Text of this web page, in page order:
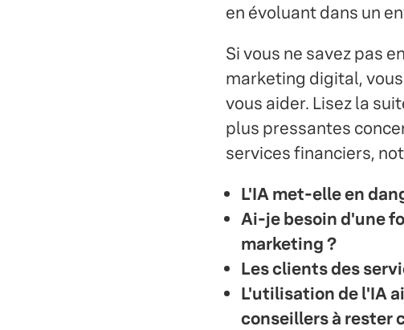
en évoluant dans un
Si vous ne savez pas
marketing digital,
vous aider. Lisez la
plus pressantes
services financiers,
L'IA met-elle en
Ai-je besoin d'une
marketing ?
Les clients des
L'utilisation de l'IA
conseillers à rester